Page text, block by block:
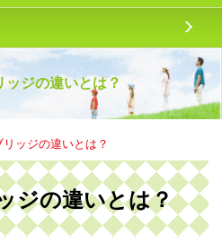
ッジの違いとは？
リッジの違いとは？
ジの違いとは？